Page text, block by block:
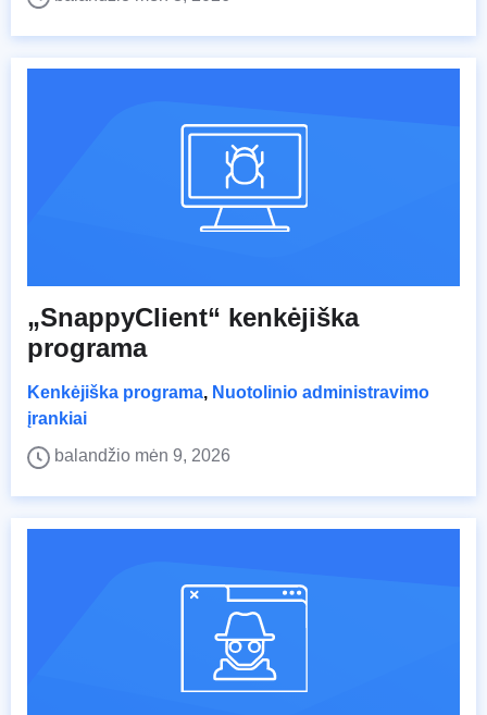
„SnappyClient“ kenkėjiška
programa
Kenkėjiška programa, Nuotolinio administravimo
įrankiai
balandžio mėn 9, 2026